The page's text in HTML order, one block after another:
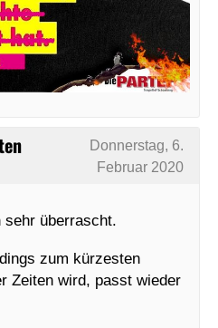
Donnerstag, 6.
Februar 2020
sehr überrascht.
zum kürzesten
Zeiten wird, passt wieder